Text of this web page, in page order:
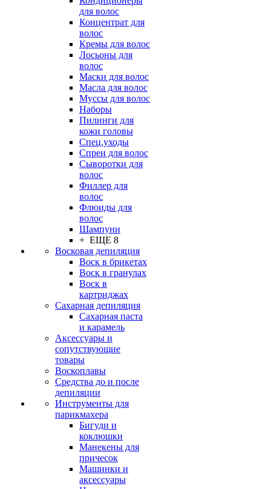
для волос
Концентрат для
волос
Кремы для волос
Лосьоны для
волос
Маски для волос
Масла для волос
Муссы для волос
Наборы
Пилинги для
кожи головы
Спец.уходы
Спреи для волос
Сыворотки для
волос
Филлер для
волос
Флюиды для
волос
Шампуни
+ ЕЩЕ 8
Восковая депиляция
Воск в брикетах
Воск в гранулах
Воск в
картриджах
Сахарная депиляция
Сахарная паста
и карамель
Аксессуары и
сопутствующие
товары
Воскоплавы
Средства до и после
депиляции
Инструменты для
парикмахера
Бигуди и
коклюшки
Манекены для
причесок
Машинки и
аксессуары